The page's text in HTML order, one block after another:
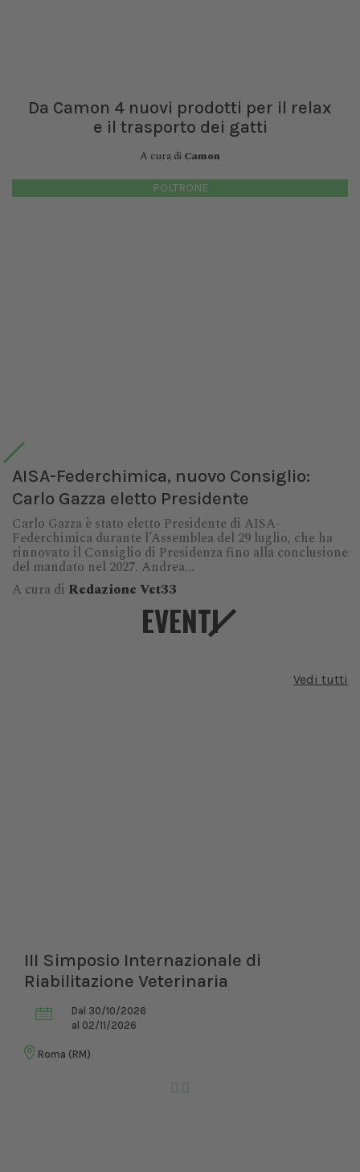
Da Camon 4 nuovi prodotti per il relax
e il trasporto dei gatti
A cura di Camon
POLTRONE
AISA-Federchimica, nuovo Consiglio:
Carlo Gazza eletto Presidente
Carlo Gazza è stato eletto Presidente di AISA-
Federchimica durante l’Assemblea del 29 luglio, che ha
rinnovato il Consiglio di Presidenza fino alla conclusione
del mandato nel 2027. Andrea...
A cura di Redazione Vet33
EVENTI
Vedi tutti
III Simposio Internazionale di
Riabilitazione Veterinaria
Dal 30/10/2026
al 02/11/2026
Roma (RM)